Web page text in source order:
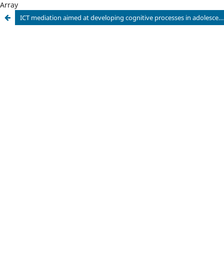
Array
ICT mediation aimed at developing cognitive processes in adolescents